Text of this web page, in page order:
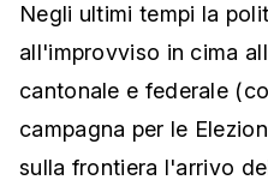
Negli ultimi tempi la
all'improvviso in cima
cantonale e federale
campagna per le
sulla frontiera l'arrivo